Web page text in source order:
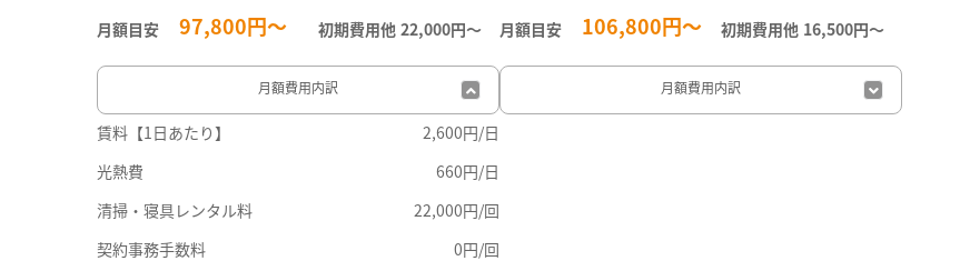
月額目安 97,800円～ 初期費用他 22,000円〜
月額費用内訳
賃料【1日あたり】
2,600円/日
光熱費
660円/日
清掃・寝具レンタル料
22,000円/回
契約事務手数料
0円/回
月額目安 106,800円～ 初期費用他 16,500円〜
月額費用内訳